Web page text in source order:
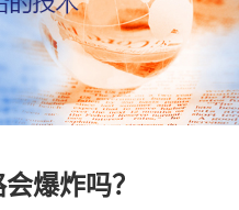
爆炸吗？